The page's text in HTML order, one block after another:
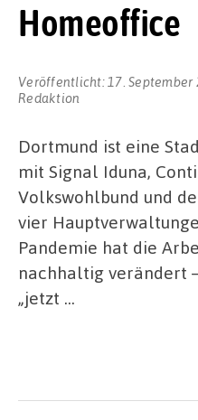
Homeoffice
Veröffentlicht: 17. September
Redaktion
Dortmund ist eine
mit Signal Iduna,
Volkswohlbund und
vier
Pandemie hat die
nachhaltig verändert
„jetzt …